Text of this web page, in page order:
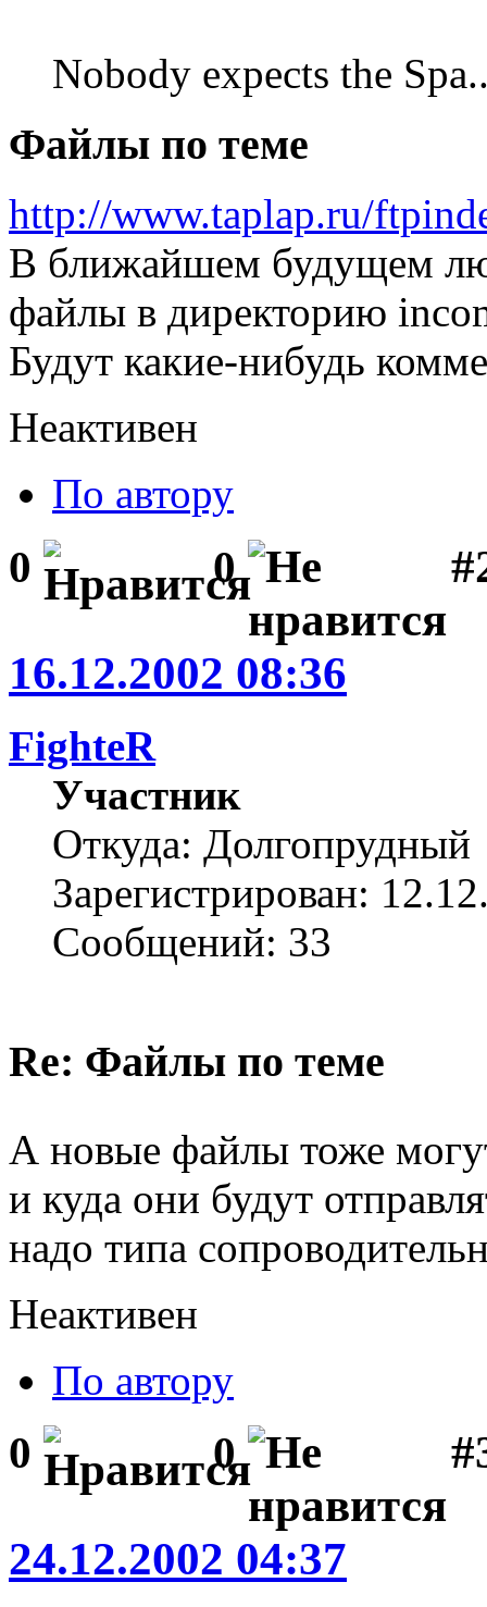
Nobody expects the
Файлы по теме
http://www.taplap.ru/
В ближайшем будущем
файлы в директорию
Будут какие-нибудь
Неактивен
По автору
0 0
16.12.2002 08:36
FighteR
Участник
Откуда: Долгопрудный
Зарегистрирован:
Сообщений: 33
Re: Файлы по теме
А новые файлы тоже
и куда они будут
надо типа
Неактивен
По автору
0 0
24.12.2002 04:37